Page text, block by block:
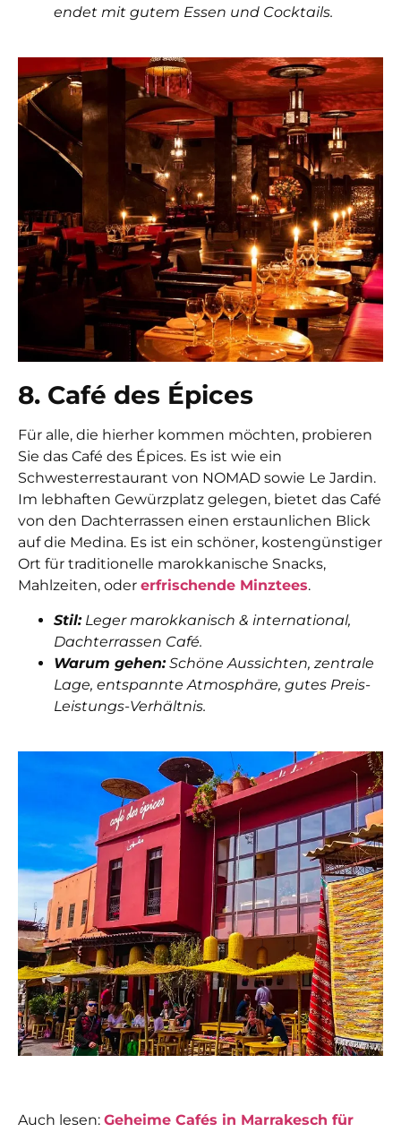
endet mit gutem Essen und Cocktails.
8. Café des Épices
Für alle, die hierher kommen möchten, probieren
Sie das Café des Épices. Es ist wie ein
Schwesterrestaurant von NOMAD sowie Le Jardin.
Im lebhaften Gewürzplatz gelegen, bietet das Café
von den Dachterrassen einen erstaunlichen Blick
auf die Medina. Es ist ein schöner, kostengünstiger
Ort für traditionelle marokkanische Snacks,
Mahlzeiten, oder erfrischende Minztees.
Stil:Leger marokkanisch & international,
Dachterrassen Café.
Warum gehen:Schöne Aussichten, zentrale
Lage, entspannte Atmosphäre, gutes Preis-
Leistungs-Verhältnis.
Auch lesen: Geheime Cafés in Marrakesch für